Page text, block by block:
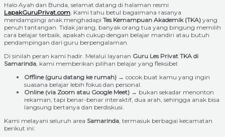
Halo Ayah dan Bunda, selamat datang di halaman resmi
LapakGuruPrivat.com . Kami tahu betul bagaimana rasanya
mendampingi anak menghadapi Tes Kemampuan Akademik (TKA) yang
penuh tantangan. Tidak jarang, banyak orang tua yang bingung memilih
cara belajar terbaik, apakah cukup dengan belajar mandiri atau butuh
pendampingan dari guru berpengalaman.
Di sinilah peran kami hadir. Melalui layanan Guru Les Privat TKA di
Samarinda , kami memberikan pilihan belajar yang fleksibel:
Offline (guru datang ke rumah) → cocok buat kamu yang ingin
suasana belajar lebih fokus dan personal.
Online (via Zoom atau Google Meet) → bukan sekadar menonton
rekaman, tapi benar-benar interaktif, dua arah, sehingga anak bisa
langsung bertanya dan berdiskusi.
Kami melayani seluruh area Samarinda , termasuk berbagai kecamatan
berikut ini: